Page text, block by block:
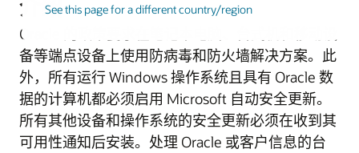
See this page for a different country/region
介绍
Oracle 的政策要求在笔记本电脑、台式机和移动设
备等端点设备上使用防病毒和防火墙解决方案。此
外，所有运行 Windows 操作系统且具有 Oracle 数
据的计算机都必须启用 Microsoft 自动安全更新。
所有其他设备和操作系统的安全更新必须在收到其
可用性通知后安装。处理 Oracle 或客户信息的台